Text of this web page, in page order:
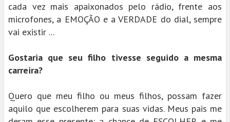
cada vez mais apaixonados pelo rádio, frente aos
microfones, a EMOÇÃO e a VERDADE do dial, sempre
vai existir ...
Gostaria que seu filho tivesse seguido a mesma
carreira?
Quero que meu filho ou meus filhos, possam fazer
aquilo que escolherem para suas vidas. Meus pais me